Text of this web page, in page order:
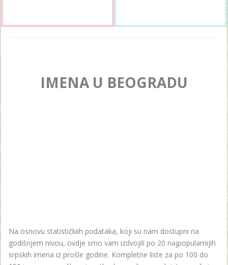
IMENA U BEOGRADU
Na osnovu statističkiih podataka, koji su nam dostupni na
godišnjem nivou, ovdje smo vam izdvojili po 20 najpopularnijih
srpskih imena iz prošle godine. Kompletne liste za po 100 do